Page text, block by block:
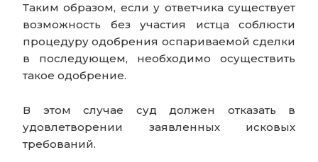
Таким образом, если у ответчика существует
возможность без участия истца соблюсти
процедуру одобрения оспариваемой сделки
в последующем, необходимо осуществить
такое одобрение.
В этом случае суд должен отказать в
удовлетворении заявленных исковых
требований.